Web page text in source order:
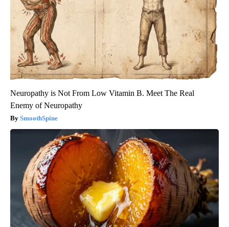
Neuropathy is Not From Low Vitamin B. Meet The Real
Enemy of Neuropathy
SmoothSpine